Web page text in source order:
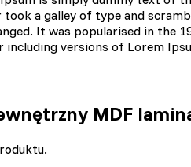
a galley of type and
It was popularised in the
including versions of Lorem
MDF